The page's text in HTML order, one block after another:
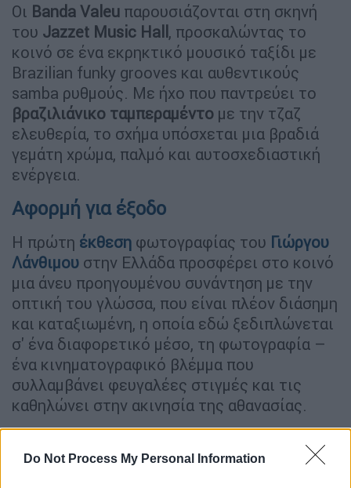
Do Not Process My Personal Information
Οι Banda Valeu παρουσιάζονται στη σκηνή
του Jazzet Music Hall , προσκαλώντας το
κοινό σε ένα εκρηκτικό μουσικό ταξίδι με
Brazilian funky grooves και αυθεντικούς
samba ρυθμούς. Με ήχο που παντρεύει το
βραζιλιάνικο ταμπεραμέντο με την τζαζ
ελευθερία, το σχήμα υπόσχεται μια βραδιά
γεμάτη χρώμα, παλμό και αυτοσχεδιαστική
ενέργεια.
Αφορμή για έξοδο
Η πρώτη έκθεση φωτογραφίας του Γιώργου
Λάνθιμου στην Ελλάδα προσφέρει στο κοινό
μια άνευ προηγουμένου συνάντηση με την
οπτική του γλώσσα, που είναι πλέον διάσημη
και καταξιωμένη, η οποία εδώ ξεδιπλώνεται
σ' ένα διαφορετικό μέσο, τη φωτογραφία –
ένα κινηματογραφικό βλέμμα που
συλλαμβάνει φευγαλέες στιγμές και τις
καθηλώνει στην ακινησία της αθανασίας.
ελληνικού ναού, η έκθεση, από τις7 Μαρτίου